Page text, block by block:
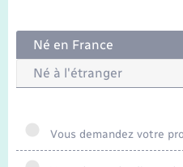
Né en France
Né à l'étranger
Vous demandez votre